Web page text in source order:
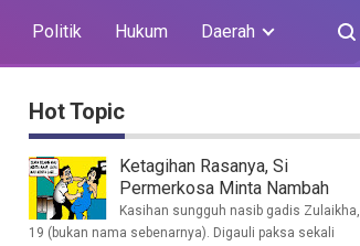
Politik Hukum Daerah
Hot Topic
Ketagihan Rasanya, Si
Permerkosa Minta Nambah
Kasihan sungguh nasib gadis Zulaikha,
19 (bukan nama sebenarnya). Digauli paksa sekali